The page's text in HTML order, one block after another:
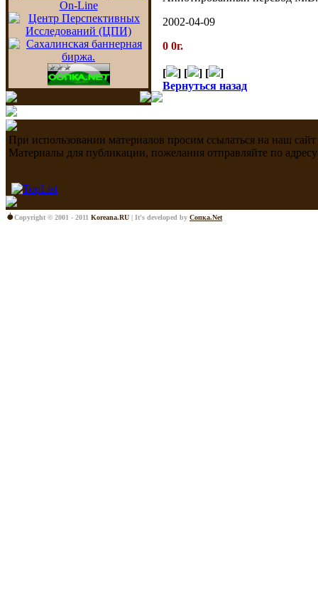
2002-04-09
0 0г.
[ ] [ ] [
]
Вернуться назад
При использовании материалов просим ссылаться на наш
Материалы для публикации, пожелания отправляйте по
Copyright © 2001 - 2011 Koreana.RU | It's developed by Сопка.Net